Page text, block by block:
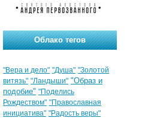
Облако тегов
"Вера и дело" "Душа" "Золотой
витязь" "Ландыши" "Образ и
подобие" "Поделись
Рождеством" "Православная
инициатива" "Радость веры"